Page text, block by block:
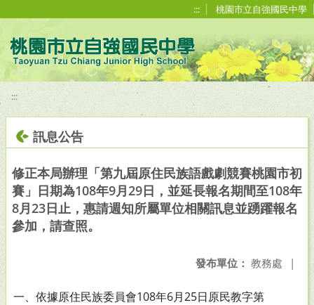
::: 桃園市立自強國民中學
:::
訊息公告
修正本局辦理「第九屆原住民族語戲劇競賽桃園市初
賽」日期為108年9月29日，並延長報名期間至108年
8月23日止，惠請週知所屬單位相關訊息並踴躍報名
參加，請查照。
發布單位： 教務處 |
一、依據原住民族委員會108年6月25日原民教字第